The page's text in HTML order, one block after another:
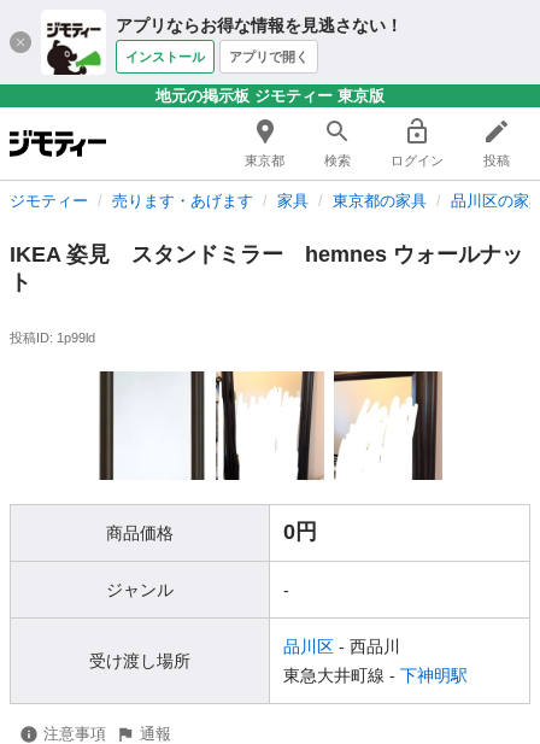
アプリならお得な情報を見逃さない！
インストール アプリで開く
地元の掲示板 ジモティー 東京版
東京都 検索 ログイン 投稿
ジモティー 売ります・あげます 家具 東京都の家具 品川区の家
IKEA 姿見 スタンドミラー hemnes ウォールナッ
ト
投稿ID: 1p99ld
商品価格 0円
ジャンル -
受け渡し場所
品川区 - 西品川
東急大井町線 - 下神明駅
注意事項 通報